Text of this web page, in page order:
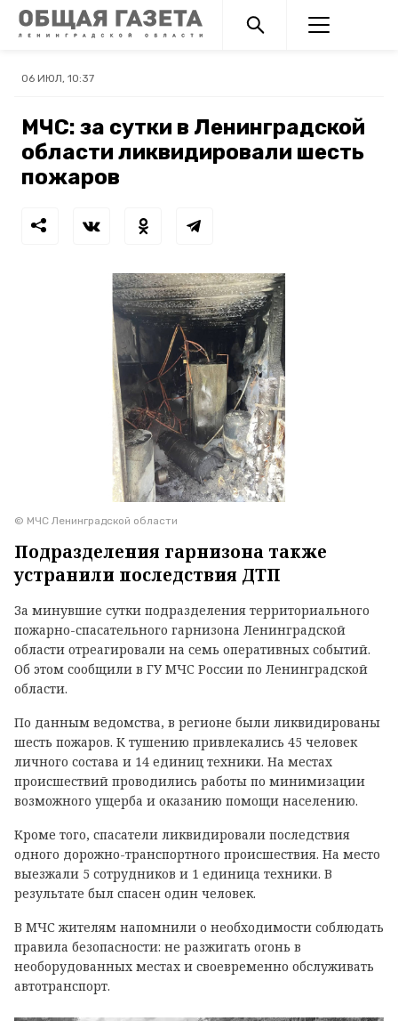
06 ИЮЛ, 10:37
МЧС: за сутки в Ленинградской
области ликвидировали шесть
пожаров
© МЧС Ленинградской области
Подразделения гарнизона также
устранили последствия ДТП
За минувшие сутки подразделения территориального
пожарно-спасательного гарнизона Ленинградской
области отреагировали на семь оперативных событий.
Об этом сообщили в ГУ МЧС России по Ленинградской
области.
По данным ведомства, в регионе были ликвидированы
шесть пожаров. К тушению привлекались 45 человек
личного состава и 14 единиц техники. На местах
происшествий проводились работы по минимизации
возможного ущерба и оказанию помощи населению.
Кроме того, спасатели ликвидировали последствия
одного дорожно-транспортного происшествия. На место
выезжали 5 сотрудников и 1 единица техники. В
результате был спасен один человек.
В МЧС жителям напомнили о необходимости соблюдать
правила безопасности: не разжигать огонь в
необорудованных местах и своевременно обслуживать
автотранспорт.